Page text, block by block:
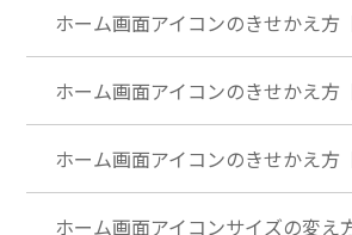
ホーム画面アイコンのきせかえ方
ホーム画面アイコンのきせかえ方
ホーム画面アイコンのきせかえ方
ホーム画面アイコンサイズの変え